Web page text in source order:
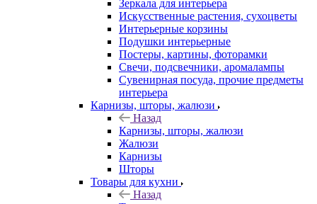
Зеркала для интерьера
Искусственные растения, сухоцветы
Интерьерные корзины
Подушки интерьерные
Постеры, картины, фоторамки
Свечи, подсвечники, аромалампы
Сувенирная посуда, прочие предметы
интерьера
Карнизы, шторы, жалюзи
Назад
Карнизы, шторы, жалюзи
Жалюзи
Карнизы
Шторы
Товары для кухни
Назад